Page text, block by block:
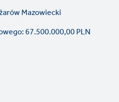
Mazowiecki
67.500.000,00 PLN